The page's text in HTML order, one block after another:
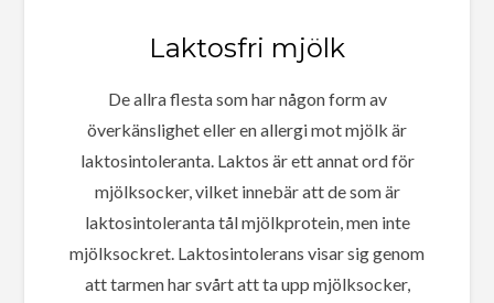
Laktosfri mjölk
De allra flesta som har någon form av
överkänslighet eller en allergi mot mjölk är
laktosintoleranta. Laktos är ett annat ord för
mjölksocker, vilket innebär att de som är
laktosintoleranta tål mjölkprotein, men inte
mjölksockret. Laktosintolerans visar sig genom
att tarmen har svårt att ta upp mjölksocker,